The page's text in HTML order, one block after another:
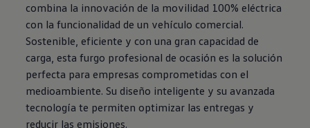
combina la innovación de la movilidad 100% eléctrica
con la funcionalidad de un vehículo comercial.
Sostenible, eficiente y con una gran capacidad de
carga, esta furgo profesional de ocasión es la solución
perfecta para empresas comprometidas con el
medioambiente. Su diseño inteligente y su avanzada
tecnología te permiten optimizar las entregas y
reducir las emisiones.